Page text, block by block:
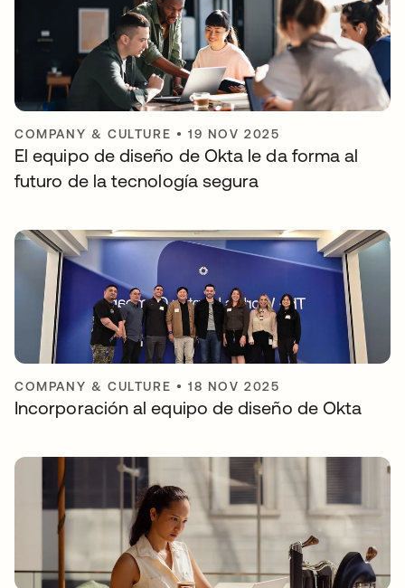
COMPANY & CULTURE •19 NOV 2025
El equipo de diseño de Okta le da forma al
futuro de la tecnología segura
COMPANY & CULTURE •18 NOV 2025
Incorporación al equipo de diseño de Okta